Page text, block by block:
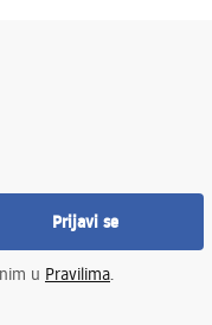
Prijavi se
u Pravilima.